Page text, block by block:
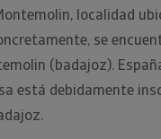
localidad
se
(badajoz).
está debidamente